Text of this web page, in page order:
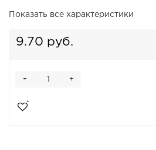
Показать все характеристики
9.70 руб.
+
-